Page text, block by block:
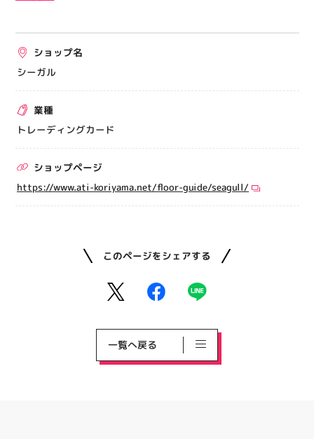
出店をご検討の方へ
催事出店募集
アティビジョンについて
ショップ名
シーガル
業種
トレーディングカード
ショップページ
https://www.ati-koriyama.net/floor-guide/seagull/
このページをシェアする
一覧へ戻る